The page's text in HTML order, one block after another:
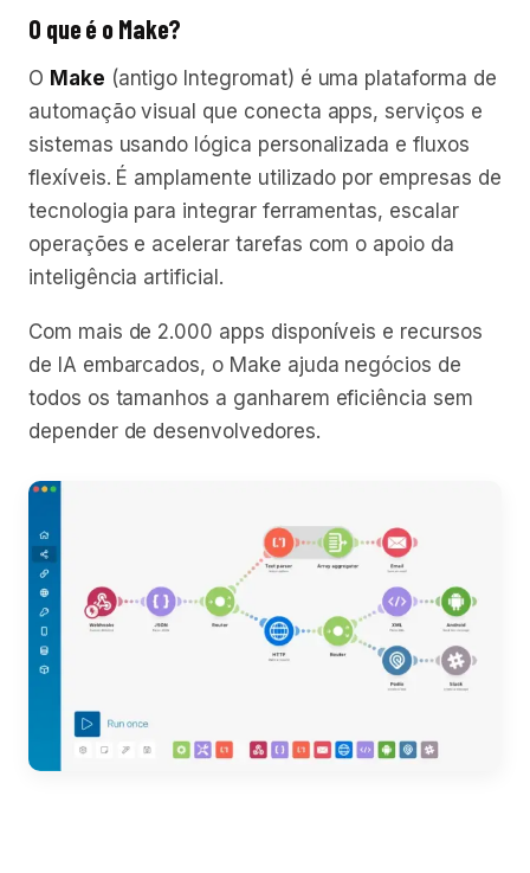
O que é o Make?
O Make (antigo Integromat) é uma plataforma de
automação visual que conecta apps, serviços e
sistemas usando lógica personalizada e fluxos
flexíveis. É amplamente utilizado por empresas de
tecnologia para integrar ferramentas, escalar
operações e acelerar tarefas com o apoio da
inteligência artificial.
Com mais de 2.000 apps disponíveis e recursos
de IA embarcados, o Make ajuda negócios de
todos os tamanhos a ganharem eficiência sem
depender de desenvolvedores.